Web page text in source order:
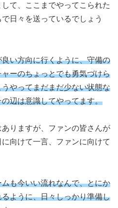
て、ここまでやってこられた
日々を送っているでしょう
い方向に行くように、守備の
ーのちょっとでも勇気づけら
やってまだまだ少ない状態な
辺は意識してやってます。
りますが、ファンの皆さんが
向けて一言、ファンに向けて
も今いい流れなんで、とにか
ように、日々しっかり準備し